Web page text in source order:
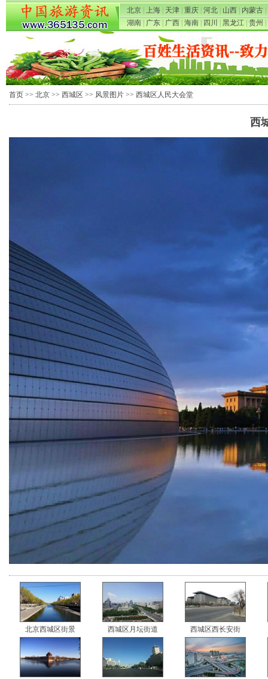
北京 上海 天津 重庆 河北 山西 内蒙古
湖南
广东 广西 海南 四川 黑龙江 贵州
首页 >> 北京 >> 西城区 >> 风景图片 >> 西城区人民大会堂
西
北京西城区街景 西城区月坛街道 西城区西长安街